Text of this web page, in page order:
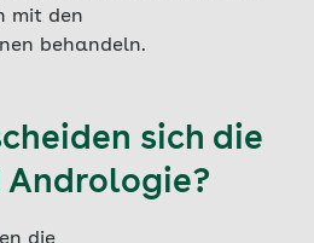
mit den
behandeln.
sich die
Andrologie?